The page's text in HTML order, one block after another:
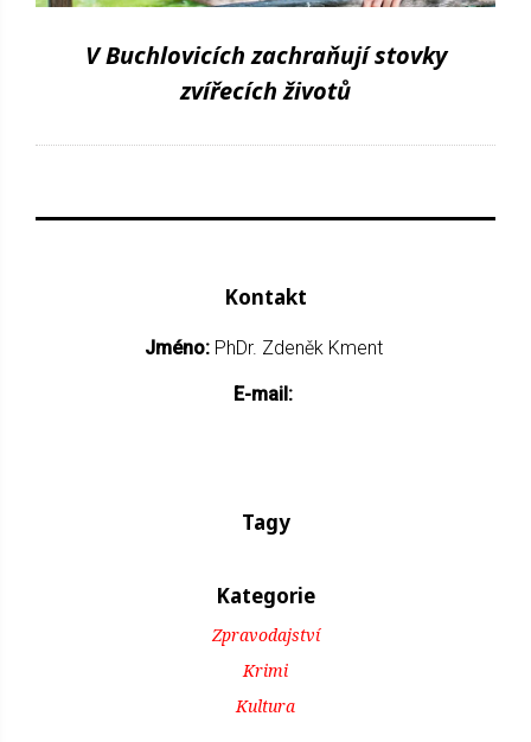
V Buchlovicích zachraňují stovky
zvířecích životů
Kontakt
Jméno: PhDr. Zdeněk Kment
E-mail:
Tagy
Kategorie
Zpravodajství
Krimi
Kultura